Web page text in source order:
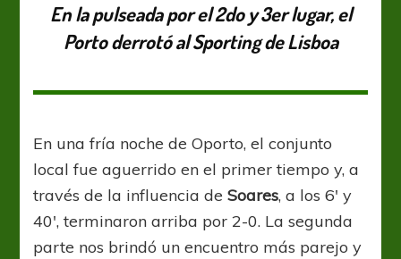
En la pulseada por el 2do y 3er lugar, el
Porto derrotó al Sporting de Lisboa
En una fría noche de Oporto, el conjunto
local fue aguerrido en el primer tiempo y, a
través de la influencia deSoares, a los 6′ y
40′, terminaron arriba por 2-0. La segunda
parte nos brindó un encuentro más parejo y